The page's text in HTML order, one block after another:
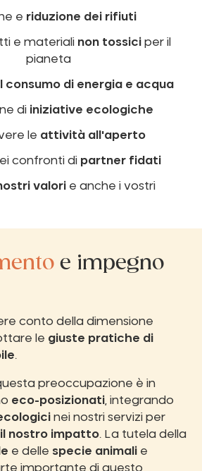
e riduzione dei rifiuti
e materiali non tossiciper il
pianeta
consumo di energia e acqua
di iniziative ecologiche
le attività all'aperto
confronti di partner fidati
valori e anche i vostri
e impegno
conto della dimensione
le giuste pratiche di
.
preoccupazione è in
eco-posizionati, integrando
nei nostri servizi per
nostro impatto. La tutela della
e delle specie animali e
importante di questo